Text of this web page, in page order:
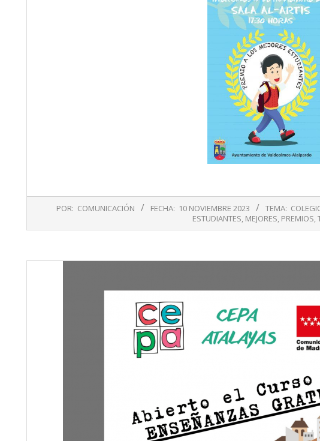
10
POR: COMUNICACIÓN FECHA: 10 NOVIEMBRE 2023 TEMA:
ESTUDIANTES, MEJORES, PREMIOS,